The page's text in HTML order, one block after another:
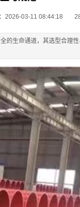
2026-03-11 08:44:18
的生命通道，其选型合理